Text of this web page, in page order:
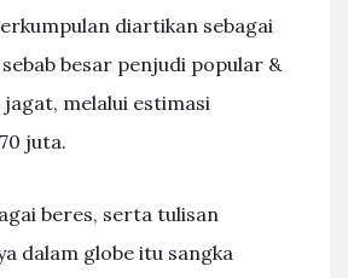
diartikan sebagai
besar penjudi popular &
melalui estimasi
juta.
beres, serta tulisan
dalam globe itu sangka